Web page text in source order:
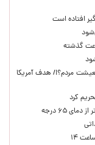
مردم؟!/ هدف آمریکا
۶۵ درجه
۱۴